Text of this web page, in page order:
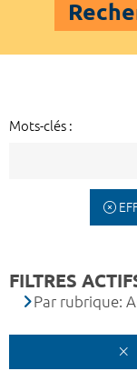
Mots-clés :
FILTRES
Par rubrique: